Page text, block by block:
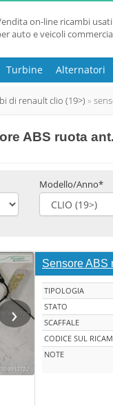
on-line ricambi usati
auto e veicoli
Turbine Alternatori
di renault clio (19>)
ABS ruota
Modello/Anno*
›
Sensore ABS
TIPOLOGIA
STATO
SCAFFALE
CODICE SUL
NOTE